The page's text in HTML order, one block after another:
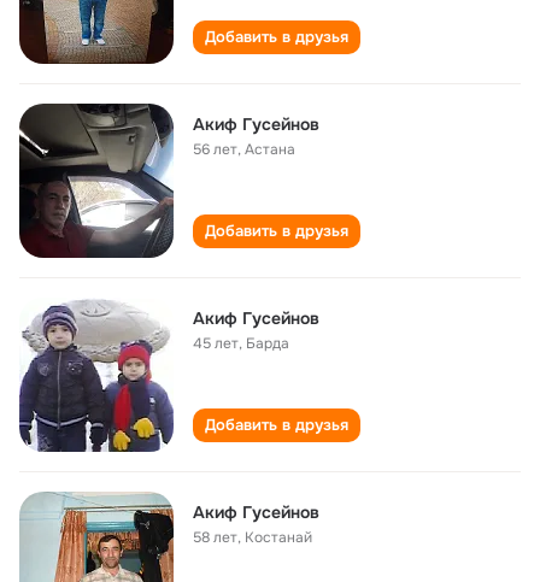
Добавить в друзья
Акиф Гусейнов
56 лет,Астана
Добавить в друзья
Акиф Гусейнов
45 лет, Барда
Добавить в друзья
Акиф Гусейнов
58 лет, Костанай